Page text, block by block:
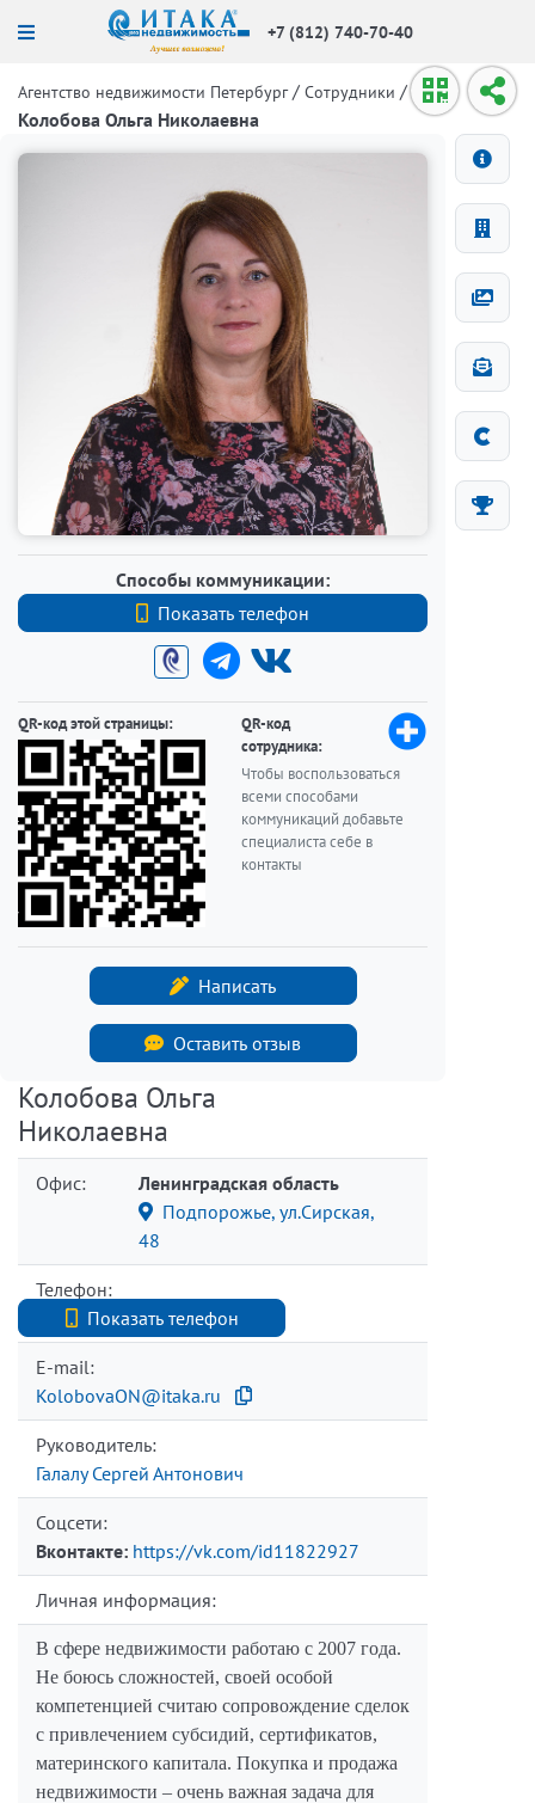
+7 (812) 740-70-40
Агентство недвижимости Петербург / Сотрудники /
Колобова Ольга Николаевна
Способы коммуникации:
Показать телефон
+79213439614
QR-код этой страницы:
QR-код
сотрудника:
Чтобы воспользоваться
всеми способами
коммуникаций добавьте
специалиста себе в
контакты
Написать
Оставить отзыв
Колобова Ольга
Николаевна
Офис:
Ленинградская область
Подпорожье, ул.Сирская,
48
Телефон:
Показать телефон
+79213439614
E-mail:
KolobovaON@itaka.ru
Руководитель:
Галалу Сергей Антонович
Соцсети:
Вконтакте: https://vk.com/id11822927
Личная информация:
В сфере недвижимости работаю с 2007 года.
Не боюсь сложностей, своей особой
компетенцией считаю сопровождение сделок
с привлечением субсидий, сертификатов,
материнского капитала. Покупка и продажа
недвижимости – очень важная задача для